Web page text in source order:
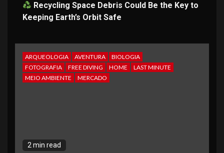
Recycling Space Debris Could Be the Key to
Keeping Earth’s Orbit Safe
ARQUEOLOGIA AVENTURA
BIOLOGIA
FOTOGRAFIA
FREE DIVING HOME
LAST MINUTE
MEIO AMBIENTE
MERCADO
2 min read